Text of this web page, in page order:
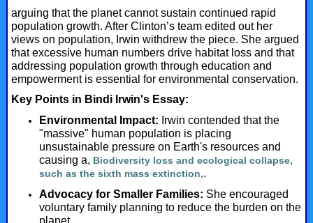
arguing that the planet cannot sustain continued rapid
population growth. After Clinton’s team edited out her
views on population, Irwin withdrew the piece. She argued
that excessive human numbers drive habitat loss and that
addressing population growth through education and
empowerment is essential for environmental conservation.
Key Points in Bindi Irwin's Essay:
Environmental Impact: Irwin contended that the
"massive" human population is placing
unsustainable pressure on Earth's resources and
causing a, Biodiversity loss and ecological collapse,
such as the sixth mass extinction,.
Advocacy for Smaller Families: She encouraged
voluntary family planning to reduce the burden on the
planet.